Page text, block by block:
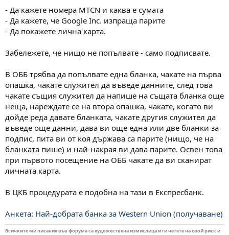
- Да кажете номера MTCN и каква е сумата
- Да кажете, че Google Inc. изпраща парите
- Да покажете лична карта.
Забележете, че нищо не попълвате - само подписвате.
В ОББ трябва да попълвате една бланка, чакате на първа
опашка, чакате служител да въведе данните, след това
чакате същия служител да напише на същата бланка още
неща, нареждате се на втора опашка, чакате, когато ви
дойде реда давате бланката, чакате другия служител да
въведе още данни, дава ви още една или две бланки за
подпис, пита ви от коя държава са парите (нищо, че на
бланката пише) и най-накрая ви дава парите. Освен това
при първото посещение на ОББ чакате да ви сканират
личната карта.
В ЦКБ процедурата е подобна на тази в Експресбанк.
Анкета: Най-добрата банка за Western Union (получаване)
Всичките ми писания във форума са художествена измислица и ги четете на свой риск и